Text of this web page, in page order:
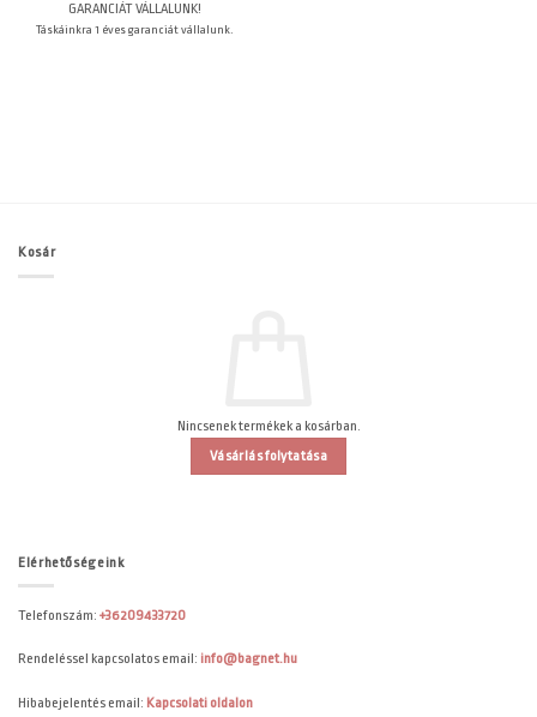
GARANCIÁT VÁLLALUNK!
Táskáinkra 1 éves garanciát vállalunk.
Kosár
Nincsenek termékek a kosárban.
Vásárlás folytatása
Elérhetőségeink
Telefonszám: +36209433720
Rendeléssel kapcsolatos email: info@bagnet.hu
Hibabejelentés email: Kapcsolati oldalon